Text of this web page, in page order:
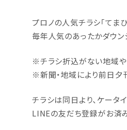
プロノの人気チラシ「てま
毎年人気のあったかダウン
※チラシ折込がない地域や
※新聞・地域により前日夕
チラシは同日より、ケータ
LINEの友だち登録がお済